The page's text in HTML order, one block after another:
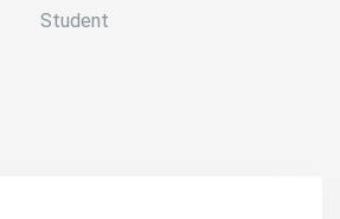
Student